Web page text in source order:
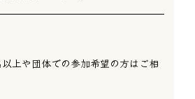
上や団体での参加希望の方はご相